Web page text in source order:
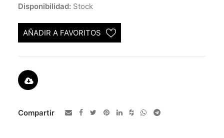
Disponibilidad: Stock
AÑADIR A FAVORITOS
Compartir